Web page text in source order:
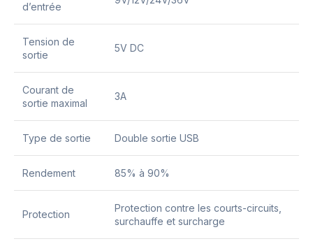
d’entrée
Tension de
sortie
5V DC
Courant de
sortie maximal
3A
Type de sortie Double sortie USB
Rendement 85% à 90%
Protection
Protection contre les courts-circuits,
surchauffe et surcharge